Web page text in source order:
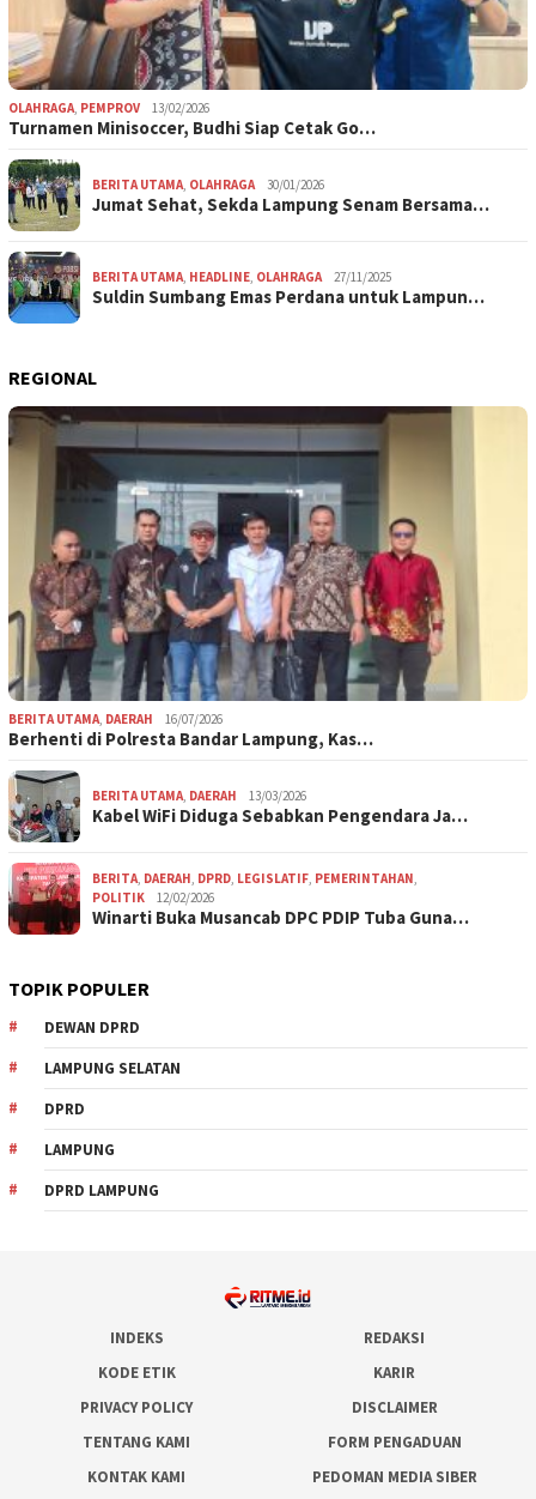
OLAHRAGA PEMPROV 13/02/2026
Turnamen Minisoccer, Budhi Siap Cetak Go…
BERITA UTAMA OLAHRAGA 30/01/2026
Jumat Sehat, Sekda Lampung Senam Bersama…
BERITA UTAMA HEADLINE OLAHRAGA 27/11/2025
Suldin Sumbang Emas Perdana untuk Lampun…
REGIONAL
BERITA UTAMA DAERAH 16/07/2026
Berhenti di Polresta Bandar Lampung, Kas…
BERITA UTAMA DAERAH 13/03/2026
Kabel WiFi Diduga Sebabkan Pengendara Ja…
BERITA DAERAH DPRD LEGISLATIF PEMERINTAHAN
POLITIK
12/02/2026
Winarti Buka Musancab DPC PDIP Tuba Guna…
TOPIK POPULER
DEWAN DPRD
LAMPUNG SELATAN
DPRD
LAMPUNG
DPRD LAMPUNG
INDEKS
REDAKSI
KODE ETIK
KARIR
PRIVACY POLICY
DISCLAIMER
TENTANG KAMI
FORM PENGADUAN
KONTAK KAMI
PEDOMAN MEDIA SIBER